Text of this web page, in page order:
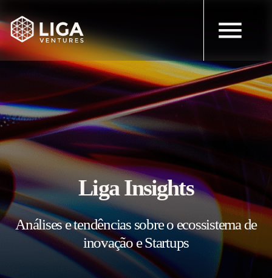
Liga Insights
Análises e tendências sobre o ecossistema de
inovação e Startups